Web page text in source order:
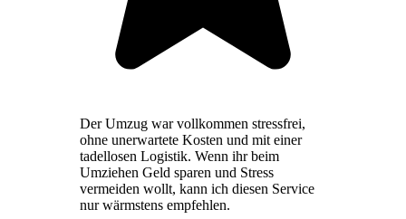
Der Umzug war vollkommen stressfrei,
ohne unerwartete Kosten und mit einer
tadellosen Logistik. Wenn ihr beim
Umziehen Geld sparen und Stress
vermeiden wollt, kann ich diesen Service
nur wärmstens empfehlen.